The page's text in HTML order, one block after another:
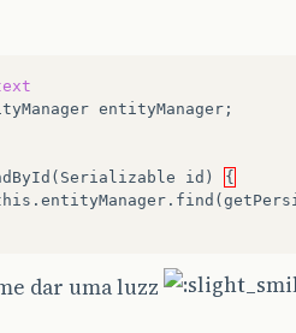
entityManager ;
( Serializable id )
{
. entityManager . find (
dar uma luzz